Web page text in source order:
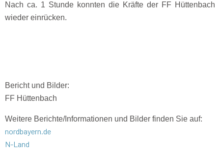
Nach ca. 1 Stunde konnten die Kräfte der FF Hüttenbach
wieder einrücken.
Bericht und Bilder:
FF Hüttenbach
Weitere Berichte/Informationen und Bilder finden Sie auf:
nordbayern.de
N-Land